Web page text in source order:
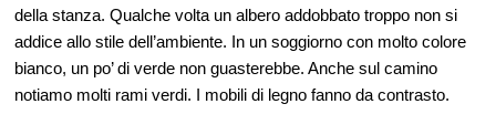
della stanza. Qualche volta un albero addobbato troppo non si
addice allo stile dell’ambiente. In un soggiorno con molto colore
bianco, un po’ di verde non guasterebbe. Anche sul camino
notiamo molti rami verdi. I mobili di legno fanno da contrasto.